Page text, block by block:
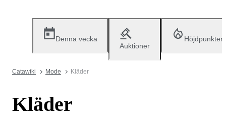
Denna vecka
Auktioner
Höjdpunkter
Catawiki Mode Kläder
Kläder